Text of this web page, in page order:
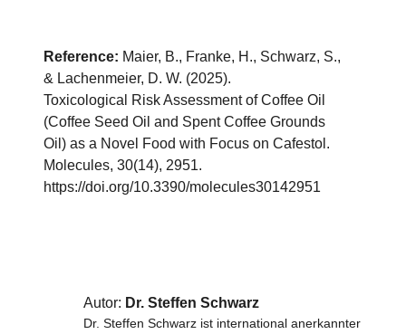
Reference: Maier, B., Franke, H., Schwarz, S.,
& Lachenmeier, D. W. (2025).
Toxicological Risk Assessment of Coffee Oil
(Coffee Seed Oil and Spent Coffee Grounds
Oil) as a Novel Food with Focus on Cafestol.
Molecules, 30(14), 2951.
https://doi.org/10.3390/molecules30142951
Autor: Dr. Steffen Schwarz
Dr. Steffen Schwarz ist international anerkannter